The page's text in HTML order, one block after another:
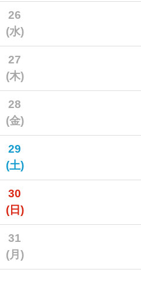
26
(水)
27
(木)
28
(金)
29
(土)
30
(日)
31
(月)